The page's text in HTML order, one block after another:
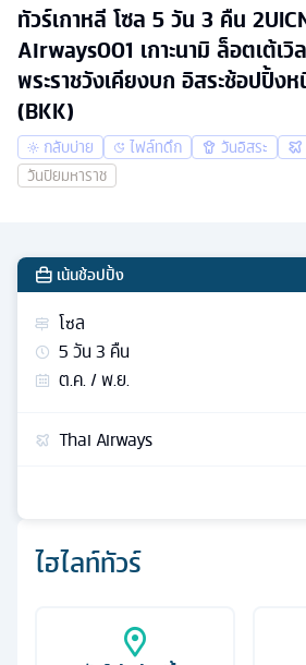
ทัวร์เกาหลี โซล 5 วัน 3 คืน
Airways001 เกาะนามิ ล็อตเต้เวิ
พระราชวังเคียงบก อิสระช้อปปิ้ง
(BKK)
กลับบ่าย ไฟล์ทดึก วันอิสระ
วันปิยมหาราช
ไฮไลท์ทัวร์
เน้นช้อปปิ้ง
โซล
5วัน3 คืน
ต.ค. / พ.ย.
Thai Airways